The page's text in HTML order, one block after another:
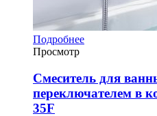
Подробнее
Просмотр
Смеситель для
переключателем в
35F